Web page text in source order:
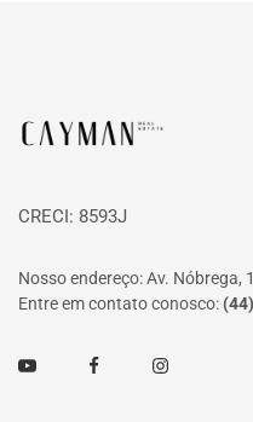
Página inicial
CRECI: 8593J
Nosso endereço: Av. Nóbrega,
Entre em contato conosco:
Youtube FacebookInstagram